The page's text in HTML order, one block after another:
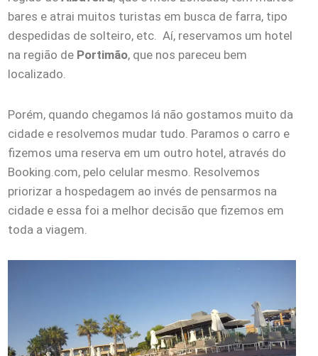
bares e atrai muitos turistas em busca de farra, tipo
despedidas de solteiro, etc. Aí, reservamos um hotel
na região de Portimão, que nos pareceu bem
localizado.
Porém, quando chegamos lá não gostamos muito da
cidade e resolvemos mudar tudo. Paramos o carro e
fizemos uma reserva em um outro hotel, através do
Booking.com, pelo celular mesmo. Resolvemos
priorizar a hospedagem ao invés de pensarmos na
cidade e essa foi a melhor decisão que fizemos em
toda a viagem.